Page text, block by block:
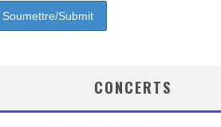
CONCERTS